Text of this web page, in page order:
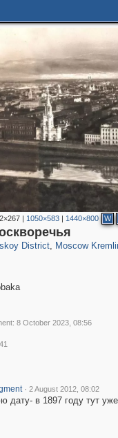
| 1050×583 | 1440×800 W
District
2,283
, Moscow
5,821
8 October 2023, 08:56
· 2 August 2012, 08:02
дату- в 1897 году тут